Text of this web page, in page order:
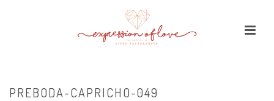
PREBODA-CAPRICHO-049